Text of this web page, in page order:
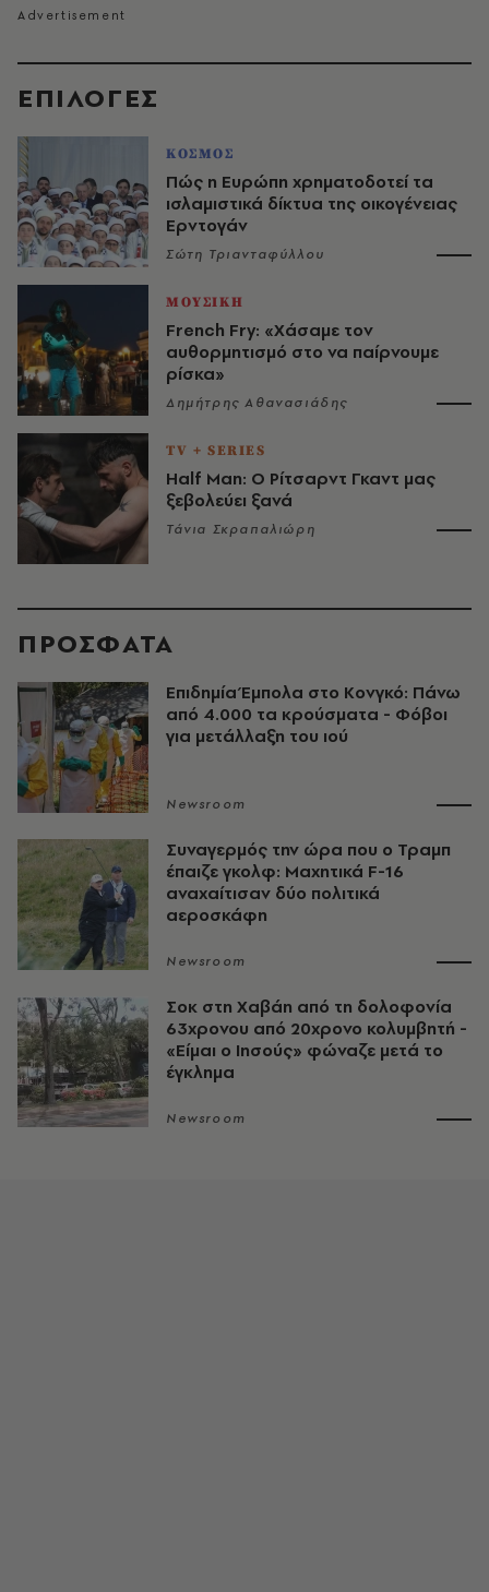
EΠΙΛΟΓΈΣ
ΚΟΣΜΟΣ
Πώς η Ευρώπη χρηματοδοτεί τα
ισλαμιστικά δίκτυα της οικογένειας
Ερντογάν
Σώτη Τριανταφύλλου
ΜΟΥΣΙΚΗ
French Fry: «Χάσαμε τον
αυθορμητισμό στο να παίρνουμε
ρίσκα»
Δημήτρης Αθανασιάδης
TV + SERIES
Half Man: Ο Ρίτσαρντ Γκαντ μας
ξεβολεύει ξανά
Τάνια Σκραπαλιώρη
ΠΡΟΣΦΑΤΑ
Επιδημία Έμπολα στο Κονγκό: Πάνω
από 4.000 τα κρούσματα - Φόβοι
για μετάλλαξη του ιού
Newsroom
Συναγερμός την ώρα που ο Τραμπ
έπαιζε γκολφ: Μαχητικά F-16
αναχαίτισαν δύο πολιτικά
αεροσκάφη
Newsroom
Σοκ στη Χαβάη από τη δολοφονία
63χρονου από 20χρονο κολυμβητή -
«Είμαι ο Ιησούς» φώναζε μετά το
έγκλημα
Newsroom